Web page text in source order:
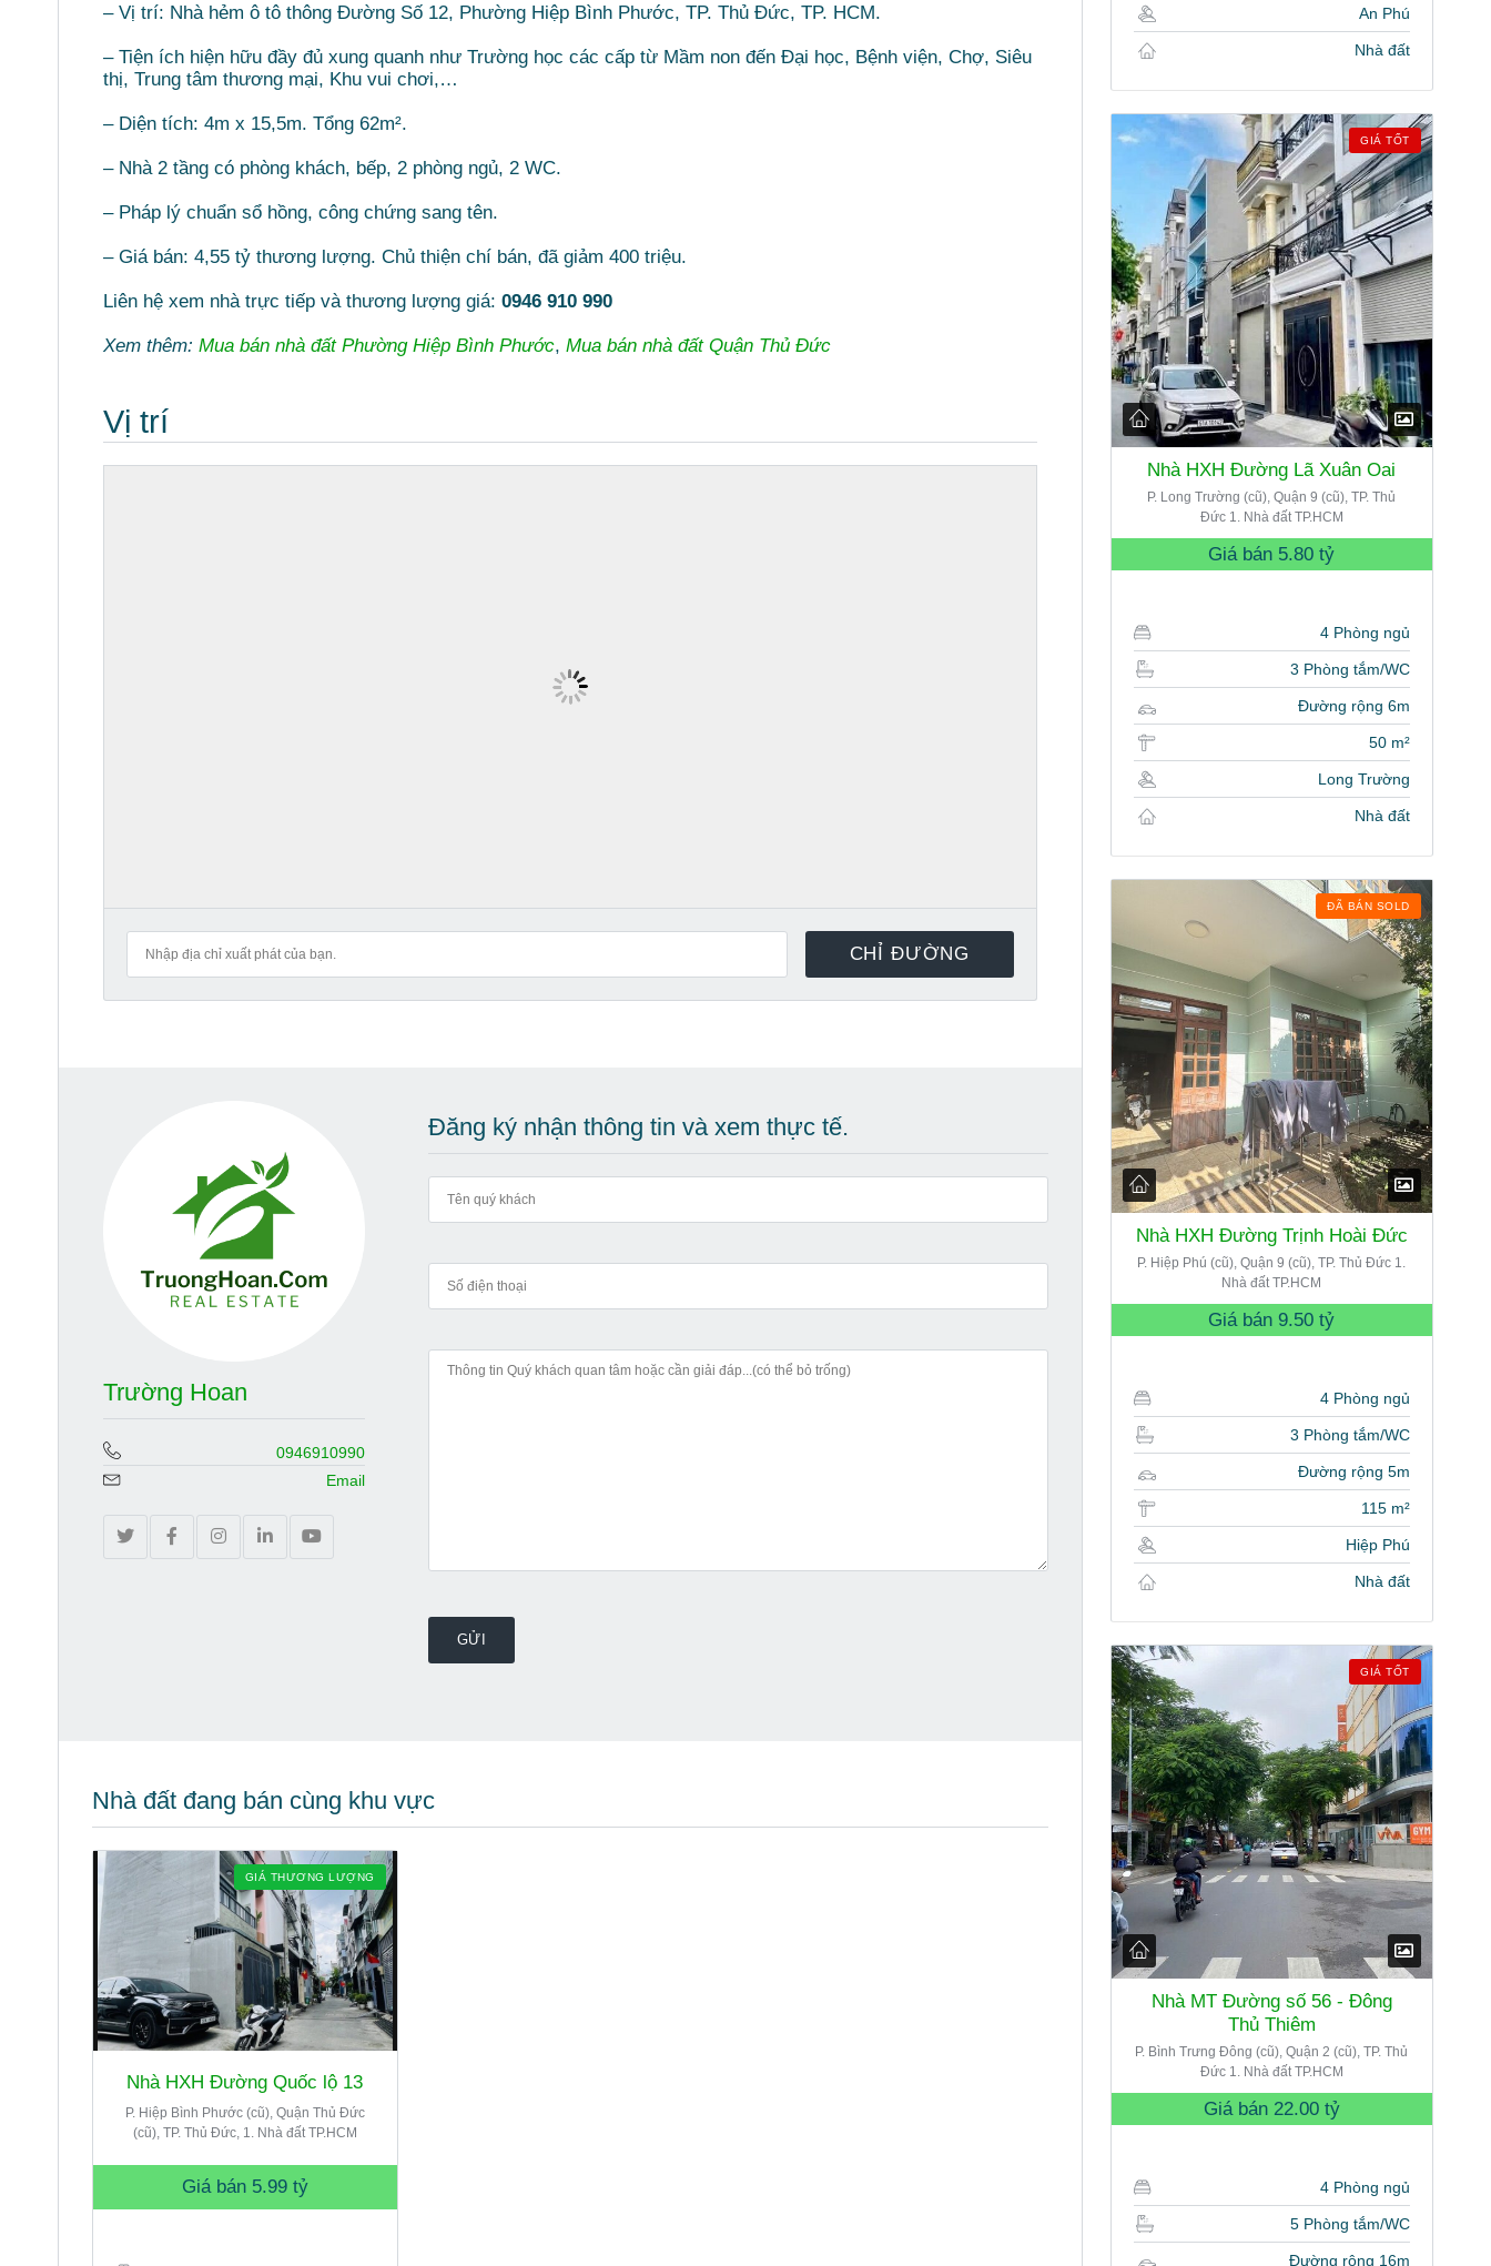
– Vị trí: Nhà hẻm ô tô thông Đường Số 12, Phường Hiệp Bình Phước, TP. Thủ Đức, TP. HCM.
– Tiện ích hiện hữu đầy đủ xung quanh như Trường học các cấp từ Mầm non đến Đại học, Bệnh viện, Chợ, Siêu
thị, Trung tâm thương mại, Khu vui chơi,…
– Diện tích: 4m x 15,5m. Tổng 62m².
– Nhà 2 tầng có phòng khách, bếp, 2 phòng ngủ, 2 WC.
– Pháp lý chuẩn sổ hồng, công chứng sang tên.
– Giá bán: 4,55 tỷ thương lượng. Chủ thiện chí bán, đã giảm 400 triệu.
Liên hệ xem nhà trực tiếp và thương lượng giá: 0946 910 990
Xem thêm: Mua bán nhà đất Phường Hiệp Bình Phước, Mua bán nhà đất Quận Thủ Đức
Vị trí
Trường Hoan
0946910990
Email
Đăng ký nhận thông tin và xem thực tế.
Nhà đất đang bán cùng khu vực
GIÁ THƯƠNG LƯỢNG
Nhà HXH Đường Quốc lộ 13
P. Hiệp Bình Phước (cũ), Quận Thủ Đức
(cũ), TP. Thủ Đức, 1. Nhà đất TP.HCM
Giá bán 5.99 tỷ
An Phú
Nhà đất
GIÁ TỐT
Nhà HXH Đường Lã Xuân Oai
P. Long Trường (cũ), Quận 9 (cũ), TP. Thủ
Đức 1. Nhà đất TP.HCM
Giá bán 5.80 tỷ
4 Phòng ngủ
3 Phòng tắm/WC
Đường rộng 6m
50 m²
Long Trường
Nhà đất
ĐÃ BÁN SOLD
Nhà HXH Đường Trịnh Hoài Đức
P. Hiệp Phú (cũ), Quận 9 (cũ), TP. Thủ Đức 1.
Nhà đất TP.HCM
Giá bán9.50 tỷ
4 Phòng ngủ
3 Phòng tắm/WC
Đường rộng 5m
115 m²
Hiệp Phú
Nhà đất
GIÁ TỐT
Nhà MT Đường số 56 - Đông
Thủ Thiêm
P. Bình Trưng Đông (cũ), Quận 2 (cũ), TP. Thủ
Đức 1. Nhà đất TP.HCM
Giá bán 22.00 tỷ
4 Phòng ngủ
5 Phòng tắm/WC
Đường rộng 16m